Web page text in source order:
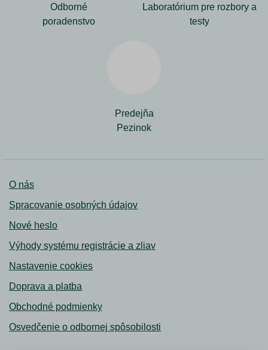
Odborné
poradenstvo
Laboratórium pre rozbory a
testy
Predejňa
Pezinok
O nás
Spracovanie osobných údajov
Nové heslo
Výhody systému registrácie a zliav
Nastavenie cookies
Doprava a platba
Obchodné podmienky
Osvedčenie o odbornej spôsobilosti